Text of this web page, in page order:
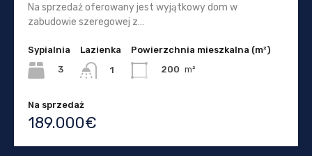
Na sprzedaż oferowany jest wyjątkowy dom w
zabudowie szeregowej z…
Sypialnia
3
Lazienka
1
Powierzchnia mieszkalna (m²)
200 m²
Na sprzedaż
189.000€